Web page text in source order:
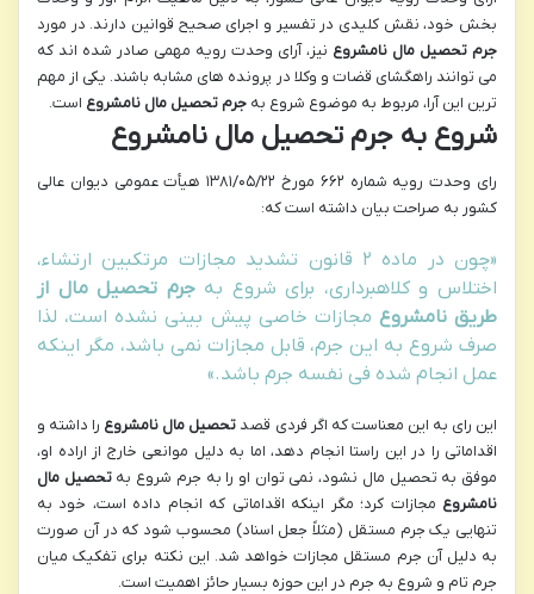
بخش خود، نقش کلیدی در تفسیر و اجرای صحیح قوانین دارند. در مورد
جرم تحصیل مال نامشروع نیز، آرای وحدت رویه مهمی صادر شده اند که
می توانند راهگشای قضات و وکلا در پرونده های مشابه باشند. یکی از مهم
ترین این آرا، مربوط به موضوع شروع به جرم تحصیل مال نامشروع است.
شروع به جرم تحصیل مال نامشروع
رای وحدت رویه شماره ۶۶۲ مورخ ۱۳۸۱/۰۵/۲۲ هیأت عمومی دیوان عالی
کشور به صراحت بیان داشته است که:
«چون در ماده ۲ قانون تشدید مجازات مرتکبین ارتشاء،
اختلاس و کلاهبرداری، برای شروع بهجرم تحصیل مال از
طریق نامشروع مجازات خاصی پیش بینی نشده است، لذا
صرف شروع به این جرم، قابل مجازات نمی باشد، مگر اینکه
عمل انجام شده فی نفسه جرم باشد.»
این رای به این معناست که اگر فردی قصدتحصیل مال نامشروع را داشته و
اقداماتی را در این راستا انجام دهد، اما به دلیل موانعی خارج از اراده او،
موفق به تحصیل مال نشود، نمی توان او را به جرم شروع بهتحصیل مال
نامشروع مجازات کرد؛ مگر اینکه اقداماتی که انجام داده است، خود به
تنهایی یک جرم مستقل (مثلاً جعل اسناد) محسوب شود که در آن صورت
به دلیل آن جرم مستقل مجازات خواهد شد. این نکته برای تفکیک میان
جرم تام و شروع به جرم در این حوزه بسیار حائز اهمیت است.